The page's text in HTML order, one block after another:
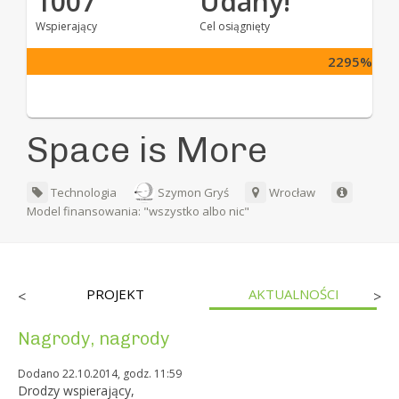
Wspierający Cel osiągnięty
2295%
Space is More
Technologia Szymon Gryś
Wrocław
Model finansowania: "wszystko albo nic"
< PROJEKT AKTUALNOŚCI >
Nagrody, nagrody
Dodano 22.10.2014, godz. 11:59
Drodzy wspierający,